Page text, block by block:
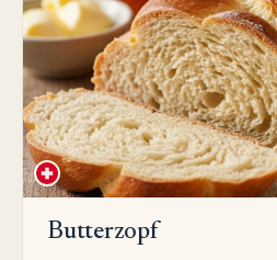
Butterzopf